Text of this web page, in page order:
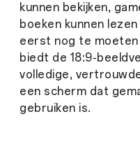
kunnen bekijken,
boeken kunnen
eerst nog te moeten
biedt de 18:9-
volledige,
een scherm dat
gebruiken is.